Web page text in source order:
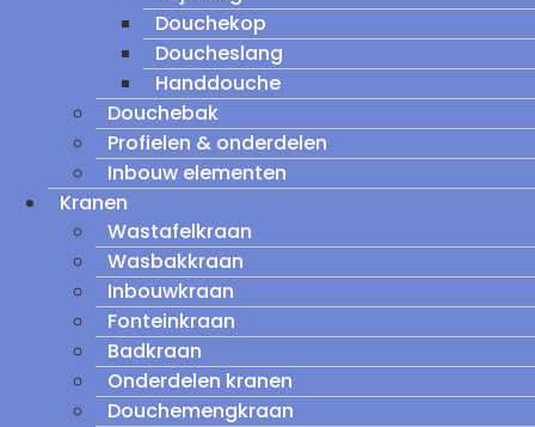
Douchekop
Doucheslang
Handdouche
Douchebak
Profielen & onderdelen
Inbouw elementen
Kranen
Wastafelkraan
Wasbakkraan
Inbouwkraan
Fonteinkraan
Badkraan
Onderdelen kranen
Douchemengkraan